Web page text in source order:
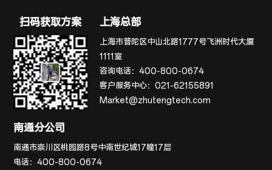
扫码获取方案 上海总部
上海市普陀区中山北路1777号飞洲时代大厦
1111室
咨询电话：400-800-0674
客户服务中心：021-62155891
Market@zhutengtech.com
南通分公司
南通市崇川区桃园路8号中南世纪城17幢17层
电话：400-800-0674